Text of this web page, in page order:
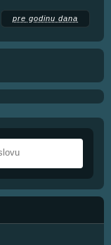
pre godinu dana